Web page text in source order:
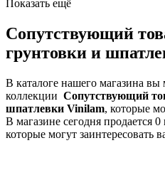
Показать ещё
Сопутствующий
грунтовки и
В каталоге нашего магазина
коллекции Сопутствующий
шпатлевки Vinilam, которые
В магазине сегодня продается
которые могут заинтересовать